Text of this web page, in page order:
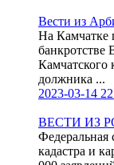
Вести из
На Камчатке
банкротстве
Камчатского
должника ...
2023-03-14
ВЕСТИ ИЗ
Федеральная
кадастра и